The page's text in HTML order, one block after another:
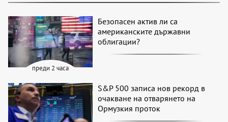
преди 2 часа
Безопасен актив ли са
американските държавни
облигации?
S&P 500 записа нов рекорд в
очакване на отварянето на
Ормузкия проток